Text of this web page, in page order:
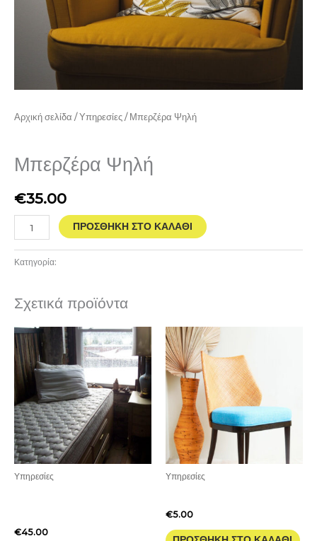
Αρχική σελίδα /Υπηρεσίες / Μπερζέρα Ψηλή
Μπερζέρα Ψηλή
€35.00
ΠΡΟΣΘΉΚΗ ΣΤΟ ΚΑΛΆΘΙ
Κατηγορία:
Σχετικά προϊόντα
Υπηρεσίες
€45.00
Υπηρεσίες
€5.00